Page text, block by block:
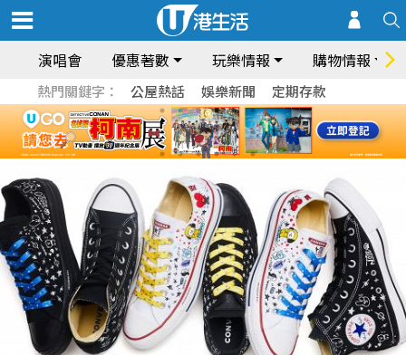
演唱會 優惠著數 玩樂情報 購物情報
熱門關鍵字： 公屋熱話 娛樂新聞 定期存款